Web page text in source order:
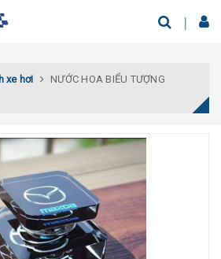
xe hơi
NƯỚC HOA BIỂU TƯỢNG